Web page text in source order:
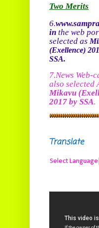
Two Merits
6.
in the web
selected as
(Exellence)
SSA.
7.News Web-
also selected
Mikavu
2017 by SSA.
Translate
Select Language